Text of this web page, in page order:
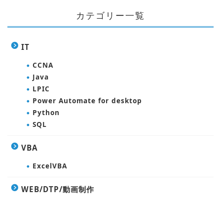
カテゴリー一覧
IT
CCNA
Java
LPIC
Power Automate for desktop
Python
SQL
VBA
ExcelVBA
WEB/DTP/動画制作